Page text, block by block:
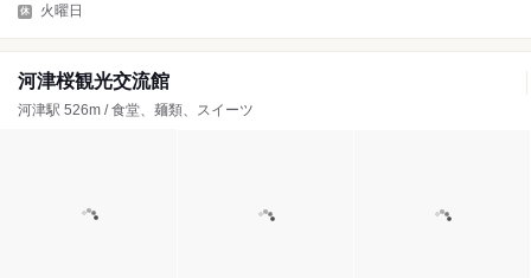
火曜日
河津桜観光交流館
河津駅 526m / 食堂、麺類、スイーツ